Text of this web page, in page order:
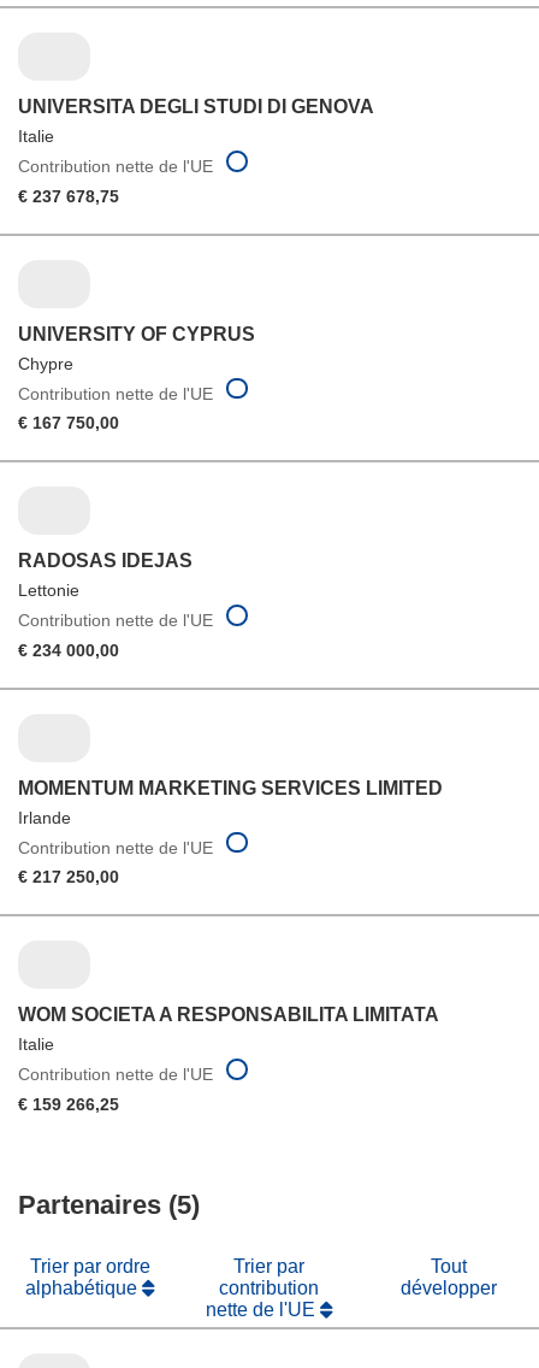
UNIVERSITA DEGLI STUDI DI GENOVA
Italie
Contribution nette de l'UE
€ 237 678,75
UNIVERSITY OF CYPRUS
Chypre
Contribution nette de l'UE
€ 167 750,00
RADOSAS IDEJAS
Lettonie
Contribution nette de l'UE
€ 234 000,00
MOMENTUM MARKETING SERVICES LIMITED
Irlande
Contribution nette de l'UE
€ 217 250,00
WOM SOCIETA A RESPONSABILITA LIMITATA
Italie
Contribution nette de l'UE
€ 159 266,25
Partenaires (5)
Trier par ordre
alphabétique
Trier par
contribution
nette de l'UE
Tout
développer